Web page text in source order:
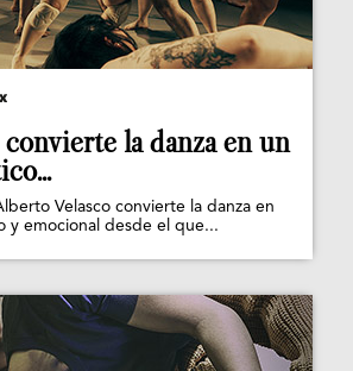
convierte la danza en un
Velasco convierte la danza en
y emocional desde el que...